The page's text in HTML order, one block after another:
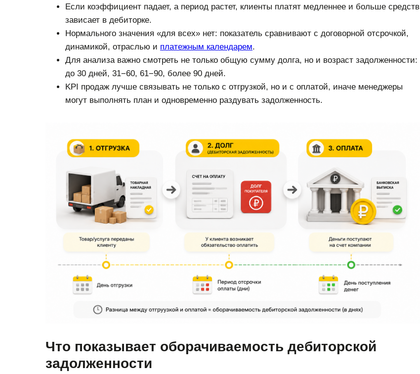
Если коэффициент падает, а период растет, клиенты платят медленнее и больше средств
зависает в дебиторке.
Нормального значения «для всех» нет: показатель сравнивают с договорной отсрочкой,
динамикой, отраслью и платежным календарем.
Для анализа важно смотреть не только общую сумму долга, но и возраст задолженности:
до 30 дней, 31−60, 61−90, более 90 дней.
KPI продаж лучше связывать не только с отгрузкой, но и с оплатой, иначе менеджеры
могут выполнять план и одновременно раздувать задолженность.
Что показывает оборачиваемость дебиторской
задолженности